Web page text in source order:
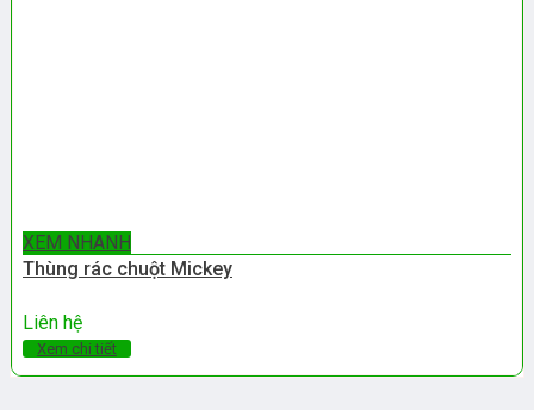
XEM NHANH
Thùng rác chuột Mickey
Liên hệ
Xem chi tiết